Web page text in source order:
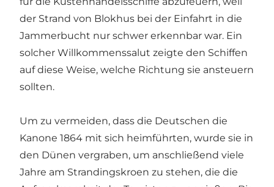
der Strand von Blokhus bei der Einfahrt in die
Jammerbucht nur schwer erkennbar war. Ein
solcher Willkommenssalut zeigte den Schiffen
auf diese Weise, welche Richtung sie ansteuern
sollten.
Um zu vermeiden, dass die Deutschen die
Kanone 1864 mit sich heimführten, wurde sie in
den Dünen vergraben, um anschließend viele
Jahre am Strandingskroen zu stehen, die die